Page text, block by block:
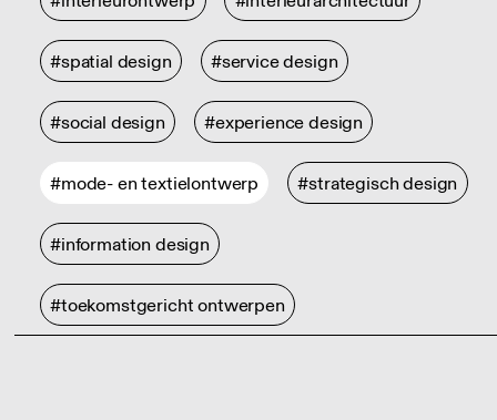
#spatial design #service design
#social design #experience design
#mode- en textielontwerp #strategisch design
#information design
#toekomstgericht ontwerpen